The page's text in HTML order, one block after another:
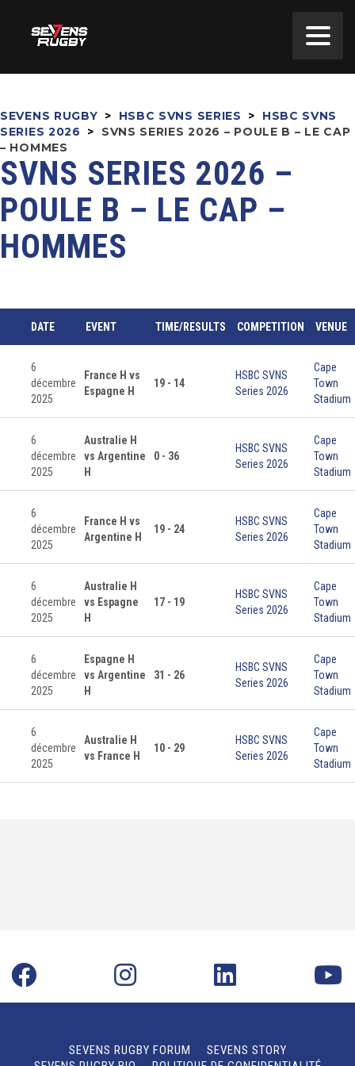
SEVENS RUGBY > HSBC SVNS SERIES >
HSBC SVNS
SERIES 2026
>
SVNS SERIES 2026 – POULE B – LE CAP
– HOMMES
SVNS SERIES 2026 –
POULE B – LE CAP –
HOMMES
DATE EVENT TIME/RESULTS COMPETITION VENUE
6
décembre
2025
France H vs
Espagne H
19 - 14
HSBC SVNS
Series 2026
Cape
Town
Stadium
6
décembre
2025
Australie H
vs Argentine
H
0 - 36
HSBC SVNS
Series 2026
Cape
Town
Stadium
6
décembre
2025
France H vs
Argentine H
19 - 24
HSBC SVNS
Series 2026
Cape
Town
Stadium
6
décembre
2025
Australie H
vs Espagne
H
17 - 19
HSBC SVNS
Series 2026
Cape
Town
Stadium
6
décembre
2025
Espagne H
vs Argentine
H
31 - 26
HSBC SVNS
Series 2026
Cape
Town
Stadium
6
décembre
2025
Australie H
vs France H
10 - 29
HSBC SVNS
Series 2026
Cape
Town
Stadium
SEVENS RUGBY FORUM
SEVENS STORY